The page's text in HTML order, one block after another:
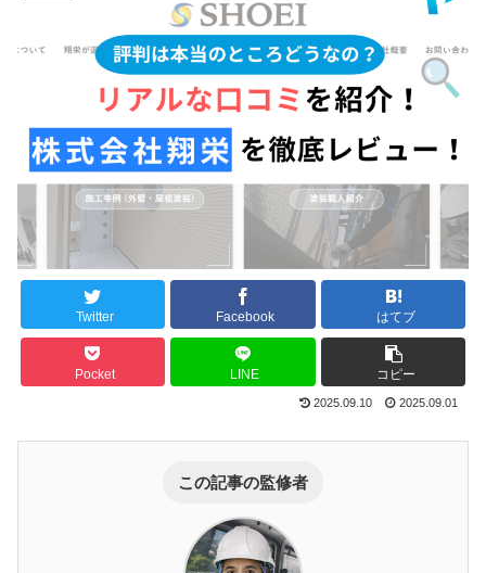
Twitter Facebook はてブ
Pocket LINE コピー
2025.09.10 2025.09.01
この記事の監修者